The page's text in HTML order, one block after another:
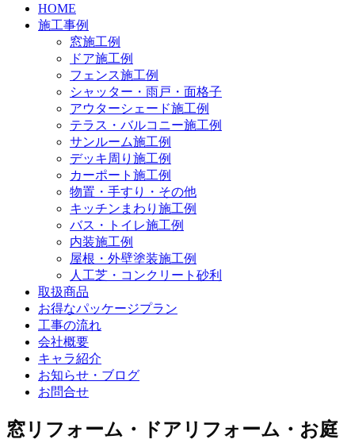
HOME
施工事例
窓施工例
ドア施工例
フェンス施工例
シャッター・雨戸・面格子
アウターシェード施工例
テラス・バルコニー施工例
サンルーム施工例
デッキ周り施工例
カーポート施工例
物置・手すり・その他
キッチンまわり施工例
バス・トイレ施工例
内装施工例
屋根・外壁塗装施工例
人工芝・コンクリート砂利
取扱商品
お得なパッケージプラン
工事の流れ
会社概要
キャラ紹介
お知らせ・ブログ
お問合せ
窓リフォーム・ドアリフォーム・お庭